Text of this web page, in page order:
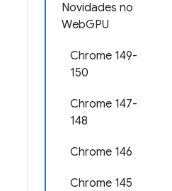
Novidades no
WebGPU
Chrome 149-
150
Chrome 147-
148
Chrome 146
Chrome 145